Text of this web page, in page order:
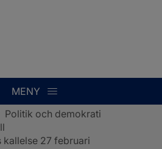
MENY
Politik och demokrati
kallelse 27 februari